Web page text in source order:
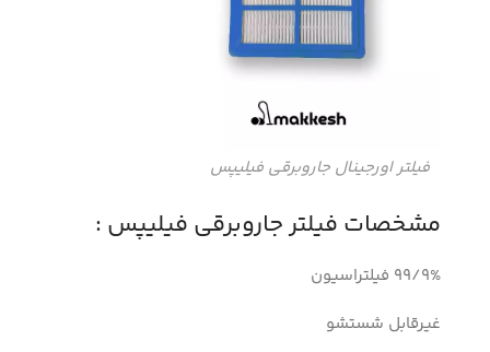
فیلتر اورجینال جاروبرقی فیلیپس
مشخصات فیلتر جاروبرقی فیلیپس :
99/9% فیلتراسیون
غیرقابل شستشو